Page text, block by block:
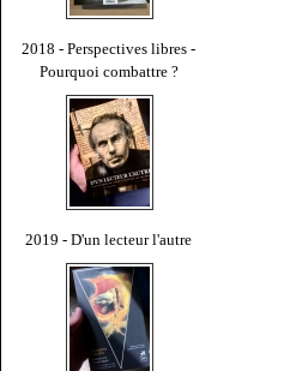
2018 - Perspectives libres -
Pourquoi combattre ?
2019 - D'un lecteur l'autre